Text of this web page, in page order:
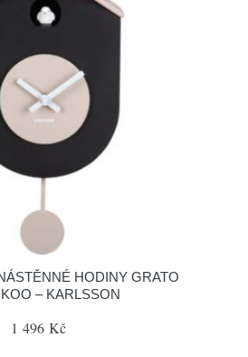
HODINY GRATO
– KARLSSON
1 496 Kč